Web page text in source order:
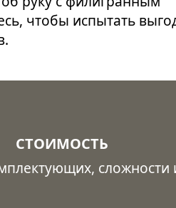
чтобы испытать
СТОИМОСТЬ